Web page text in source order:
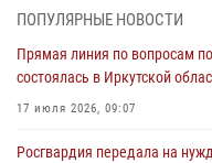
04 августа 2026, 07:14 3
Росгвардейцы потушили
03 августа 2026, 04:55
Дню Воздушно-десантных
ПОПУЛЯРНЫЕ НОВОСТИ
Прямая линия по вопросам
состоялась в Иркутской
17 июля 2026, 09:07
Росгвардия передала на